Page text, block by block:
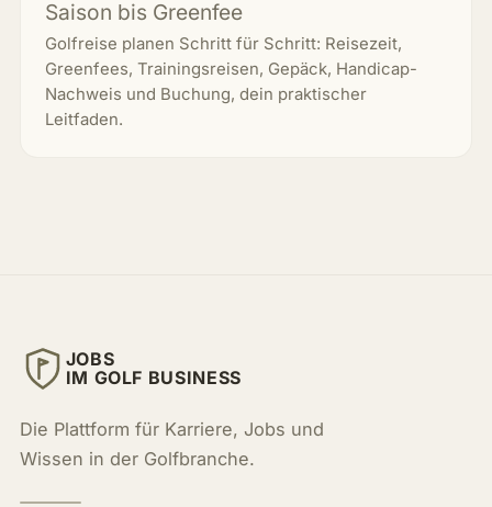
Saison bis Greenfee
Golfreise planen Schritt für Schritt: Reisezeit,
Greenfees, Trainingsreisen, Gepäck, Handicap-
Nachweis und Buchung, dein praktischer
Leitfaden.
JOBS
IM GOLF BUSINESS
Die Plattform für Karriere, Jobs und
Wissen in der Golfbranche.